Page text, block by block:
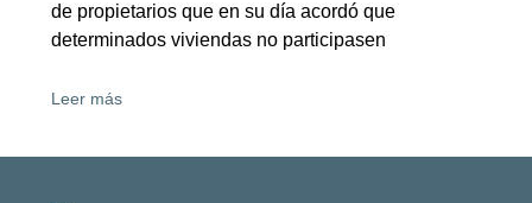
de propietarios que en su día acordó que
determinados viviendas no participasen
Leer más